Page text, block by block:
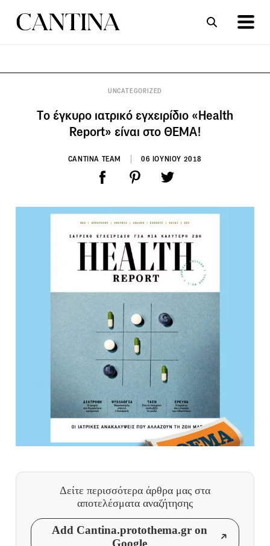
UNCATEGORIZED
Tο έγκυρο ιατρικό εγχειρίδιο «Health
Report» είναι στο ΘΕΜΑ!
CANTINA TEAM 06 ΙΟΥΝΙΟΥ 2018
Δείτε περισσότερα άρθρα μας στα
αποτελέσματα αναζήτησης
Add Cantina.protothema.gr on
Google